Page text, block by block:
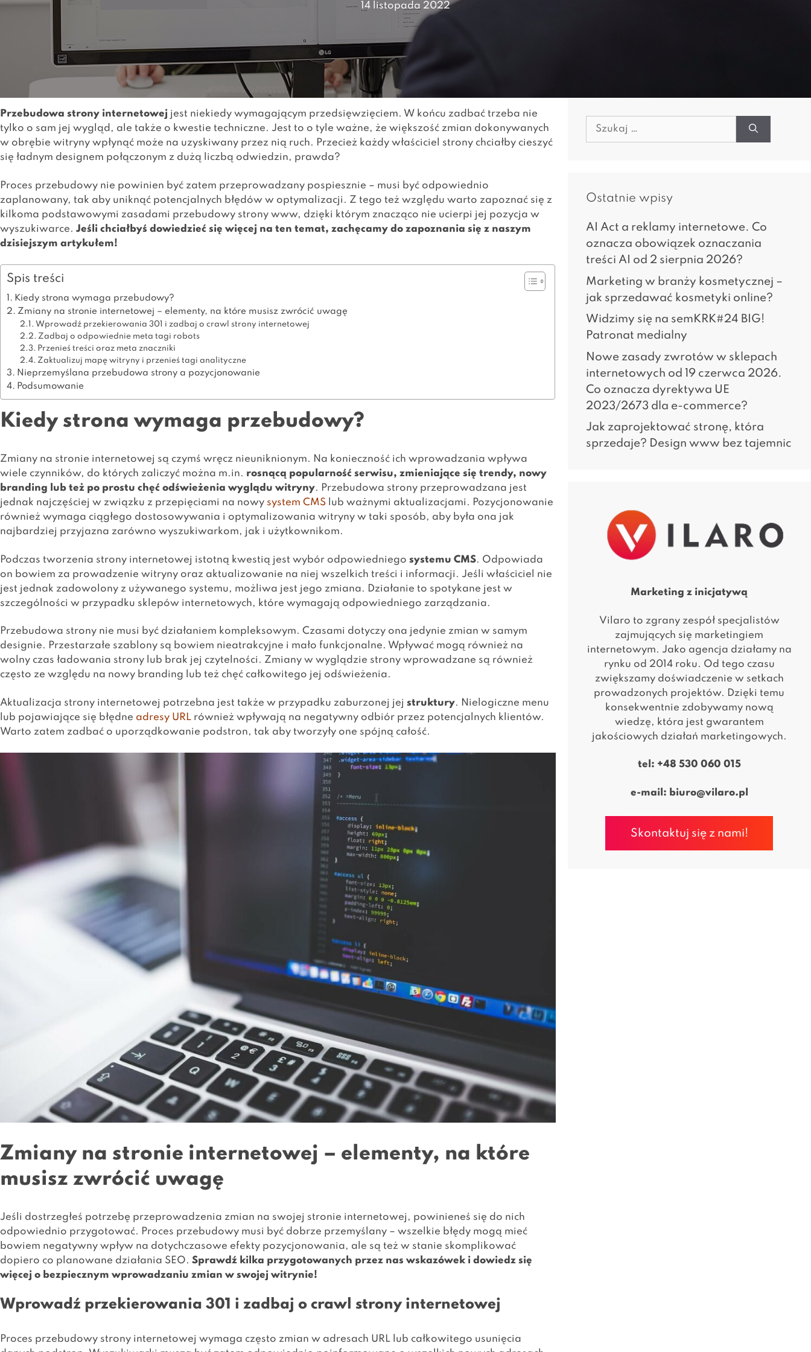
14 listopada 2022
Przebudowa strony internetowej jest niekiedy wymagającym przedsięwzięciem. W końcu zadbać trzeba nie
tylko o sam jej wygląd, ale także o kwestie techniczne. Jest to o tyle ważne, że większość zmian dokonywanych
w obrębie witryny wpłynąć może na uzyskiwany przez nią ruch. Przecież każdy właściciel strony chciałby cieszyć
się ładnym designem połączonym z dużą liczbą odwiedzin, prawda?
Proces przebudowy nie powinien być zatem przeprowadzany pospiesznie – musi być odpowiednio
zaplanowany, tak aby uniknąć potencjalnych błędów w optymalizacji. Z tego też względu warto zapoznać się z
kilkoma podstawowymi zasadami przebudowy strony www, dzięki którym znacząco nie ucierpi jej pozycja w
wyszukiwarce. Jeśli chciałbyś dowiedzieć się więcej na ten temat, zachęcamy do zapoznania się z naszym
dzisiejszym artykułem!
Spis treści
Kiedy strona wymaga przebudowy?
Zmiany na stronie internetowej – elementy, na które musisz zwrócić uwagę
Wprowadź przekierowania 301 i zadbaj o crawl strony internetowej
Zadbaj o odpowiednie meta tagi robots
Przenieś treści oraz meta znaczniki
Zaktualizuj mapę witryny i przenieś tagi analityczne
Nieprzemyślana przebudowa strony a pozycjonowanie
Podsumowanie
Kiedy strona wymaga przebudowy?
Zmiany na stronie internetowej są czymś wręcz nieuniknionym. Na konieczność ich wprowadzania wpływa
wiele czynników, do których zaliczyć można m.in. rosnącą popularność serwisu, zmieniające się trendy, nowy
branding lub też po prostu chęć odświeżenia wyglądu witryny. Przebudowa strony przeprowadzana jest
jednak najczęściej w związku z przepięciami na nowy system CMS lub ważnymi aktualizacjami. Pozycjonowanie
również wymaga ciągłego dostosowywania i optymalizowania witryny w taki sposób, aby była ona jak
najbardziej przyjazna zarówno wyszukiwarkom, jak i użytkownikom.
Podczas tworzenia strony internetowej istotną kwestią jest wybór odpowiedniego systemu CMS. Odpowiada
on bowiem za prowadzenie witryny oraz aktualizowanie na niej wszelkich treści i informacji. Jeśli właściciel nie
jest jednak zadowolony z używanego systemu, możliwa jest jego zmiana. Działanie to spotykane jest w
szczególności w przypadku sklepów internetowych, które wymagają odpowiedniego zarządzania.
Przebudowa strony nie musi być działaniem kompleksowym. Czasami dotyczy ona jedynie zmian w samym
designie. Przestarzałe szablony są bowiem nieatrakcyjne i mało funkcjonalne. Wpływać mogą również na
wolny czas ładowania strony lub brak jej czytelności. Zmiany w wyglądzie strony wprowadzane są również
często ze względu na nowy branding lub też chęć całkowitego jej odświeżenia.
Aktualizacja strony internetowej potrzebna jest także w przypadku zaburzonej jej struktury. Nielogiczne menu
lub pojawiające się błędne adresy URL również wpływają na negatywny odbiór przez potencjalnych klientów.
Warto zatem zadbać o uporządkowanie podstron, tak aby tworzyły one spójną całość.
Zmiany na stronie internetowej – elementy, na które
musisz zwrócić uwagę
Jeśli dostrzegłeś potrzebę przeprowadzenia zmian na swojej stronie internetowej, powinieneś się do nich
odpowiednio przygotować. Proces przebudowy musi być dobrze przemyślany – wszelkie błędy mogą mieć
bowiem negatywny wpływ na dotychczasowe efekty pozycjonowania, ale są też w stanie skomplikować
dopiero co planowane działania SEO. Sprawdź kilka przygotowanych przez nas wskazówek i dowiedz się
więcej o bezpiecznym wprowadzaniu zmian w swojej witrynie!
Wprowadź przekierowania 301 i zadbaj o crawl strony internetowej
Proces przebudowy strony internetowej wymaga często zmian w adresach URL lub całkowitego usunięcia
Szukaj:
Ostatnie wpisy
AI Act a reklamy internetowe. Co
oznacza obowiązek oznaczania
treści AI od 2 sierpnia 2026?
Marketing w branży kosmetycznej –
jak sprzedawać kosmetyki online?
Widzimy się na semKRK#24 BIG!
Patronat medialny
Nowe zasady zwrotów w sklepach
internetowych od 19 czerwca 2026.
Co oznacza dyrektywa UE
2023/2673 dla e-commerce?
Jak zaprojektować stronę, która
sprzedaje? Design www bez tajemnic
Marketing z inicjatywą
Vilaro to zgrany zespół specjalistów
zajmujących się marketingiem
internetowym. Jako agencja działamy na
rynku od 2014 roku. Od tego czasu
zwiększamy doświadczenie w setkach
prowadzonych projektów. Dzięki temu
konsekwentnie zdobywamy nową
wiedzę, która jest gwarantem
jakościowych działań marketingowych.
tel: +48 530 060 015
e-mail: biuro@vilaro.pl
Skontaktuj się z nami!